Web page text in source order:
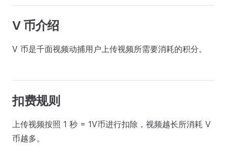
V 币介绍
V 币是千面视频动捕用户上传视频所需要消耗的积分。
扣费规则
上传视频按照 1 秒 = 1V币进行扣除，视频越长所消耗 V
币越多。